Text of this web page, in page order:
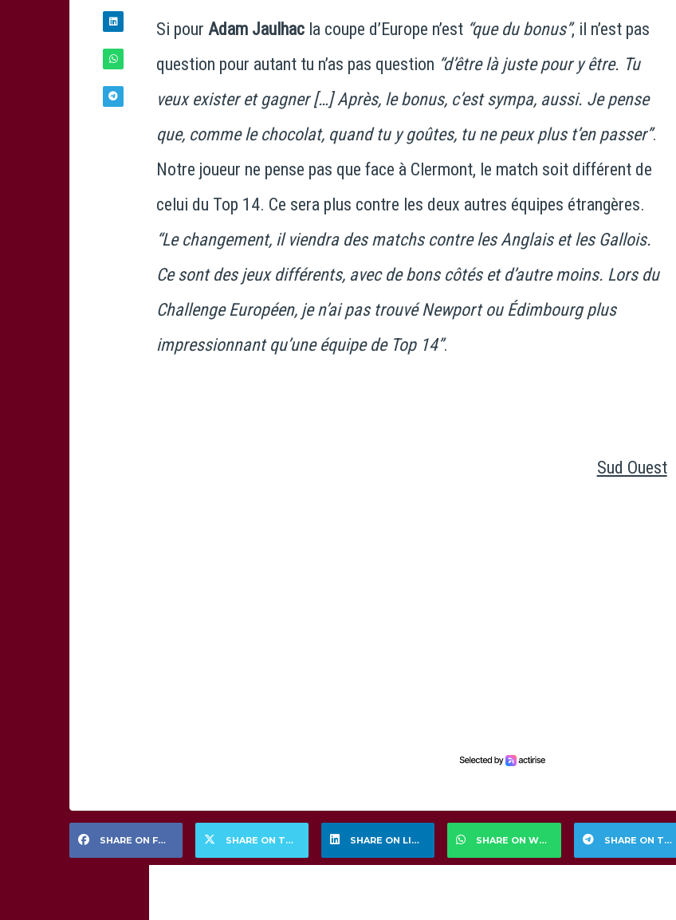
Si pour Adam Jaulhac la coupe d’Europe n’est “que du bonus”, il n’est pas
question pour autant tu n’as pas question “d’être là juste pour y être. Tu
veux exister et gagner […] Après, le bonus, c’est sympa, aussi. Je pense
que, comme le chocolat, quand tu y goûtes, tu ne peux plus t’en passer”.
Notre joueur ne pense pas que face à Clermont, le match soit différent de
celui du Top 14. Ce sera plus contre les deux autres équipes étrangères.
“Le changement, il viendra des matchs contre les Anglais et les Gallois.
Ce sont des jeux différents, avec de bons côtés et d’autre moins. Lors du
Challenge Européen, je n’ai pas trouvé Newport ou Édimbourg plus
impressionnant qu’une équipe de Top 14”.
Sud Ouest
SHARE ON FACEBOOK SHARE ON TWITTER SHARE ON LINKEDIN SHARE ON WHATSAPP SHARE ON TELEGRAM